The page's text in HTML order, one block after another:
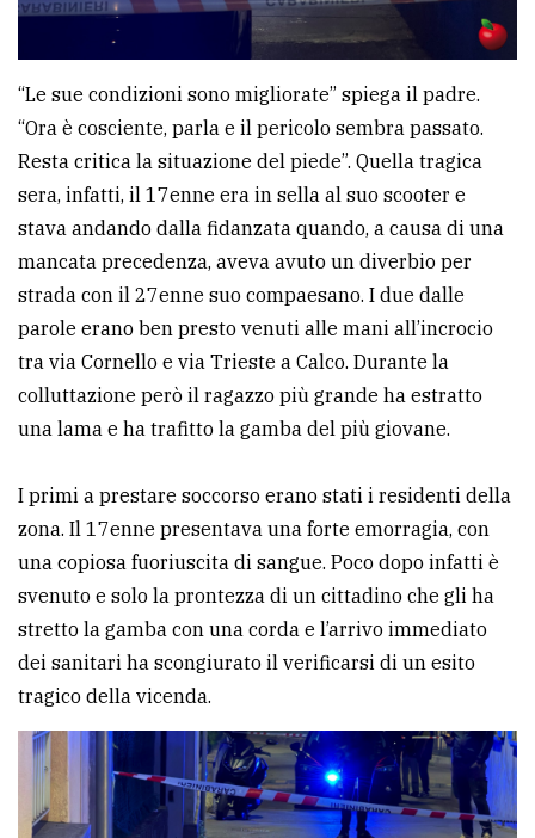
policy
“Le sue condizioni sono migliorate” spiega il padre.
“Ora è cosciente, parla e il pericolo sembra passato.
Resta critica la situazione del piede”. Quella tragica
sera, infatti, il 17enne era in sella al suo scooter e
stava andando dalla fidanzata quando, a causa di una
mancata precedenza, aveva avuto un diverbio per
strada con il 27enne suo compaesano. I due dalle
parole erano ben presto venuti alle mani all’incrocio
tra via Cornello e via Trieste a Calco. Durante la
colluttazione però il ragazzo più grande ha estratto
una lama e ha trafitto la gamba del più giovane.
I primi a prestare soccorso erano stati i residenti della
zona. Il 17enne presentava una forte emorragia, con
una copiosa fuoriuscita di sangue. Poco dopo infatti è
svenuto e solo la prontezza di un cittadino che gli ha
stretto la gamba con una corda e l’arrivo immediato
dei sanitari ha scongiurato il verificarsi di un esito
tragico della vicenda.